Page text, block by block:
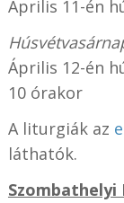
Április 11-én
Április 12-én
10 órakor
A liturgiák az
láthatók.
Szombathelyi